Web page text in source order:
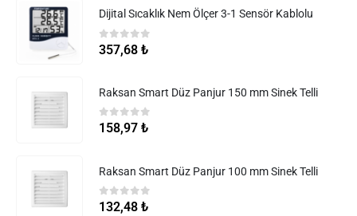
Dijital Sıcaklık Nem Ölçer 3-1 Sensör Kablolu
05 üzerinden
357,68 ₺
Raksan Smart Düz Panjur 150 mm Sinek Telli
0 5 üzerinden
158,97 ₺
Raksan Smart Düz Panjur 100 mm Sinek Telli
05 üzerinden
132,48 ₺